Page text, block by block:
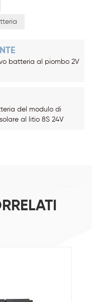
batteria al piombo 2V
del modulo di
al litio 8S 24V